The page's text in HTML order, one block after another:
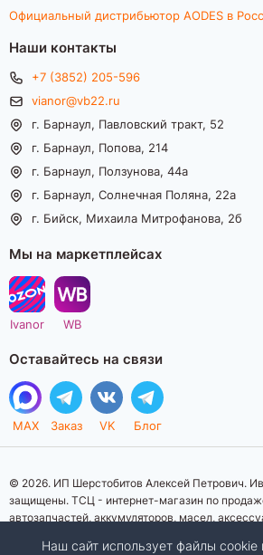
Официальный дистрибьютор AODES в
Наши контакты
+7 (3852) 205-596
vianor@vb22.ru
г. Барнаул, Павловский тракт, 52
г. Барнаул, Попова, 214
г. Барнаул, Ползунова, 44а
г. Барнаул, Солнечная Поляна, 22а
г. Бийск, Михаила Митрофанова, 2б
Мы на маркетплейсах
Ivanor WB
Оставайтесь на связи
MAX Заказ VK Блог
© 2026. ИП Шерстобитов Алексей Петрович.
защищены. ТСЦ - интернет-магазин по
автозапчастей, аккумуляторов, масел,
информационный характер. Представленная
Наш сайт использует файлы cookie